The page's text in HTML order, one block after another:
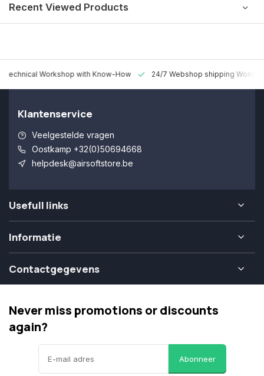
Recent Viewed Products
Technical Workshop with Know-How 24/7 Webshop shipping
Klantenservice
Veelgestelde vragen
Oostkamp +32(0)50694668
helpdesk@airsoftstore.be
Usefull links
Informatie
Contactgegevens
Never miss promotions or discounts
again?
Abonneer